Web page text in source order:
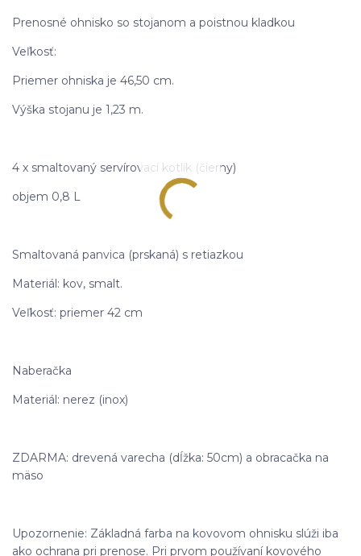
Prenosné ohnisko so stojanom a poistnou kladkou
Veľkosť:
Priemer ohniska je 46,50 cm.
Výška stojanu je 1,23 m.
4 x smaltovaný servírovací kotlík (čierny)
objem 0,8 L
Smaltovaná panvica (prskaná) s retiazkou
Materiál: kov, smalt.
Veľkosť: priemer 42 cm
Naberačka
Materiál: nerez (inox)
ZDARMA: drevená varecha (dĺžka: 50cm) a obracačka na
mäso
Upozornenie: Základná farba na kovovom ohnisku slúži iba
ako ochrana pri prenose. Pri prvom používaní kovového